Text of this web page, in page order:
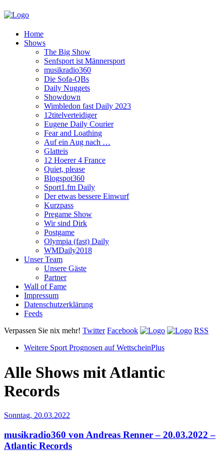
Home
Shows
The Big Show
Senfsport ist Männersport
musikradio360
Die Sofa-QBs
Daily Nuggets
Showdown
Wimbledon fast Daily 2023
12titelverteidiger
Eugene Daily Courier
Fear and Loathing
Auf ein Aug nach …
Glatteis
12 Hoerer 4 France
Quiet, please
Blogspot360
Sport1.fm Daily
Der etwas bessere Einwurf
Kurzpass
Pregame Show
Wir sind Dirk
Postgame
Olympia (fast) Daily
WMDaily2018
Unser Team
Unsere Gäste
Partner
Wall of Fame
Impressum
Datenschutzerklärung
Feeds
Verpassen Sie nix mehr! Twitter Facebook
RSS
Weitere Sport Prognosen auf WettscheinPlus
Alle Shows mitAtlantic
Records
Sonntag, 20.03.2022
musikradio360 von Andreas Renner – 20.03.2022 –
Atlantic Records